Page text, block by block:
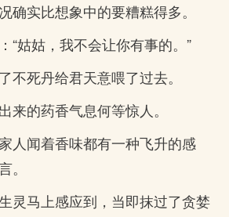
确实比想象中的要糟糕得多。
“姑姑，我不会让你有事的。”
不死丹给君天意喂了过去。
来的药香气息何等惊人。
人闻着香味都有一种飞升的感
灵马上感应到，当即抹过了贪婪